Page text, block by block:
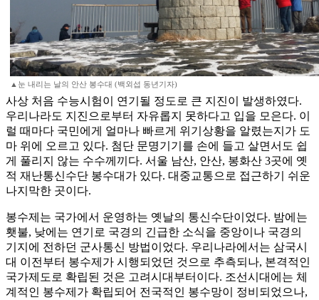
▲눈 내리는 날의 안산 봉수대 (백외섭 동년기자)
사상 처음 수능시험이 연기될 정도로 큰 지진이 발생하였다.
우리나라도 지진으로부터 자유롭지 못하다고 입을 모은다. 이
럴 때마다 국민에게 얼마나 빠르게 위기상황을 알렸는지가 도
마 위에 오르고 있다. 첨단 문명기기를 손에 들고 살면서도 쉽
게 풀리지 않는 수수께끼다. 서울 남산, 안산, 봉화산 3곳에 옛
적 재난통신수단 봉수대가 있다. 대중교통으로 접근하기 쉬운
나지막한 곳이다.
봉수제는 국가에서 운영하는 옛날의 통신수단이었다. 밤에는
횃불, 낮에는 연기로 국경의 긴급한 소식을 중앙이나 국경의
기지에 전하던 군사통신 방법이었다. 우리나라에서는 삼국시
대 이전부터 봉수제가 시행되었던 것으로 추측되나, 본격적인
국가제도로 확립된 것은 고려시대부터이다. 조선시대에는 체
계적인 봉수제가 확립되어 전국적인 봉수망이 정비되었으나,